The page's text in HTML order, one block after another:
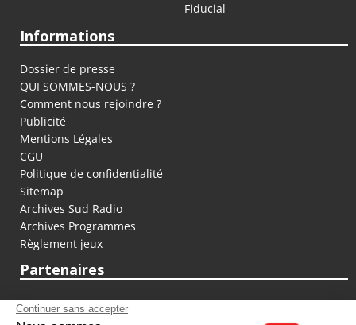
Fiducial
Informations
Dossier de presse
QUI SOMMES-NOUS ?
Comment nous rejoindre ?
Publicité
Mentions Légales
CGU
Politique de confidentialité
Sitemap
Archives Sud Radio
Archives Programmes
Règlement jeux
Partenaires
fiducial.fr